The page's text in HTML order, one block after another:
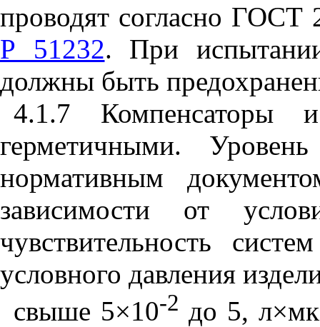
проводят согласно
Р 51232. При
должны быть
4.1.7 Компенсаторы
герметичными. Уровень
нормативным
зависимости от
чувствительность
условного давления
свыше 5×10-2 до 5, л×